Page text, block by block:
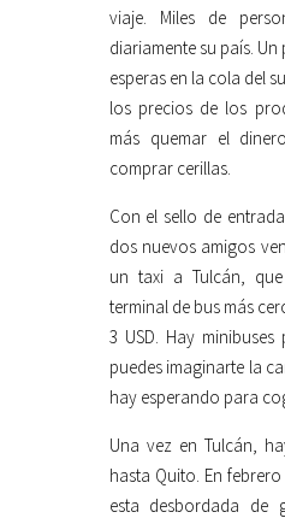
viaje. Miles de
diariamente su país.
esperas en la cola del
los precios de los
más quemar el
comprar cerillas.
Con el sello de
dos nuevos amigos
un taxi a Tulcán,
terminal de bus más
3 USD. Hay
puedes imaginarte la
hay esperando para
Una vez en Tulcán,
hasta Quito. En
esta desbordada de